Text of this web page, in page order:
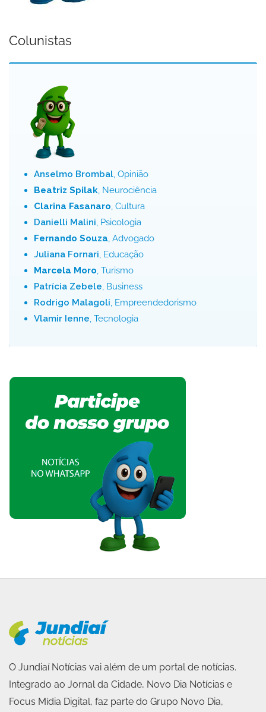
Colunistas
Anselmo Brombal, Opinião
Beatriz Spilak, Neurociência
Clarina Fasanaro, Cultura
Danielli Malini, Psicologia
Fernando Souza, Advogado
Juliana Fornari, Educação
Marcela Moro, Turismo
Patrícia Zebele, Business
Rodrigo Malagoli, Empreendedorismo
Vlamir Ienne, Tecnologia
O Jundiaí Notícias vai além de um portal de notícias.
Integrado ao Jornal da Cidade, Novo Dia Notícias e
Focus Mídia Digital, faz parte do Grupo Novo Dia,